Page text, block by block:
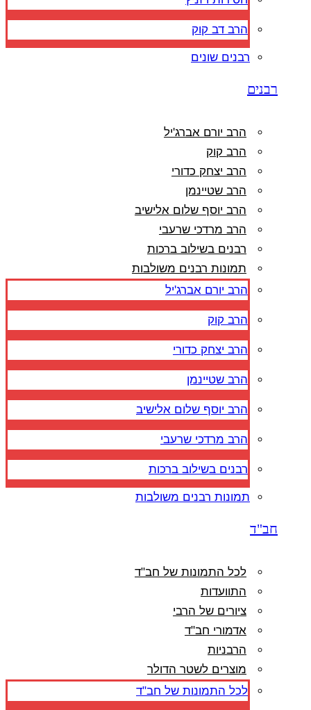
הרב דב קוק
רבנים שונים
רבנים
הרב יורם אברג'יל
הרב קוק
הרב יצחק כדורי
הרב שטיינמן
הרב יוסף שלום אלישיב
הרב מרדכי שרעבי
רבנים בשילוב ברכות
תמונות רבנים משולבות
הרב יורם אברג'יל
הרב קוק
הרב יצחק כדורי
הרב שטיינמן
הרב יוסף שלום אלישיב
הרב מרדכי שרעבי
רבנים בשילוב ברכות
תמונות רבנים משולבות
חב"ד
לכל התמונות של חב"ד
התוועדות
ציורים של הרבי
אדמורי חב"ד
הרבניות
מוצרים לשטר הדולר
לכל התמונות של חב"ד